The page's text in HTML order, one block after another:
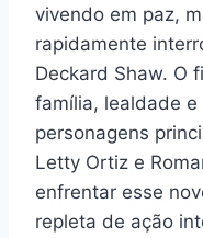
vivendo em paz,
rapidamente
Deckard Shaw. O
família, lealdade
personagens
Letty Ortiz e
enfrentar esse
repleta de ação